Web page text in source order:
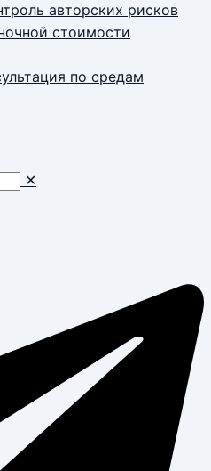
авторских рисков
стоимости
по средам
✕